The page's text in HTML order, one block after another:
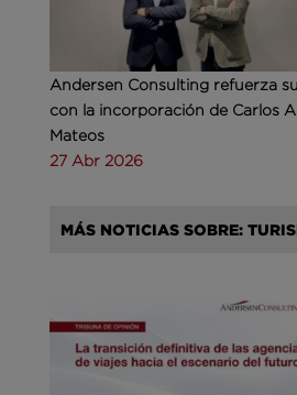
Andersen Consulting refuerza
con la incorporación de Carlos
Mateos
27 Abr 2026
MÁS NOTICIAS SOBRE: